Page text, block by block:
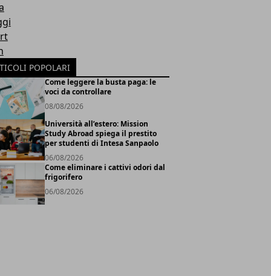
POPOLARI
Come leggere la busta paga: le
voci da controllare
08/08/2026
Università all’estero: Mission
Study Abroad spiega il prestito
per studenti di Intesa Sanpaolo
06/08/2026
Come eliminare i cattivi odori dal
frigorifero
06/08/2026